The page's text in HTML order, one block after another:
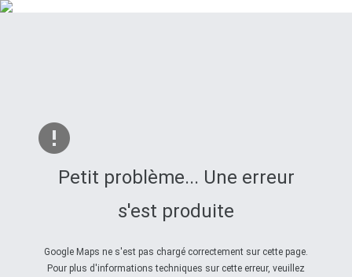
Petit problème... Une erreur
s'est produite
Google Maps ne s'est pas chargé correctement sur cette page.
Pour plus d'informations techniques sur cette erreur, veuillez